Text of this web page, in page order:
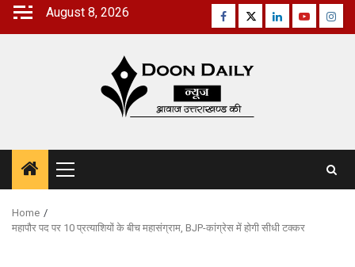
Skip
August 8, 2026 Facebook
TwitterLinkedinYoutube
Primary
Menu
Home
महापौर पद पर 10 प्रत्याशियों के बीच महासंग्राम, BJP-कांग्रेस में होगी सीधी टक्कर